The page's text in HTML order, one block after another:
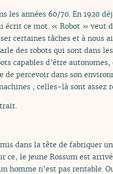
les années 60/70. En 1920
écrit ce mot. « Robot » veut
certaines tâches et à nous
des robots qui sont dans
capables d’être autonomes,
de percevoir dans son
; celles-là sont assez
dans la tête de fabriquer
ce, le jeune Rossum est
homme n’est pas rentable.